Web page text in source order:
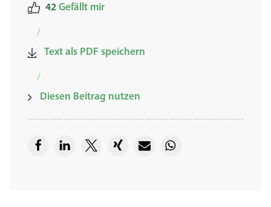
42 Gefällt mir
/
Text als PDF speichern
/
Diesen Beitrag nutzen